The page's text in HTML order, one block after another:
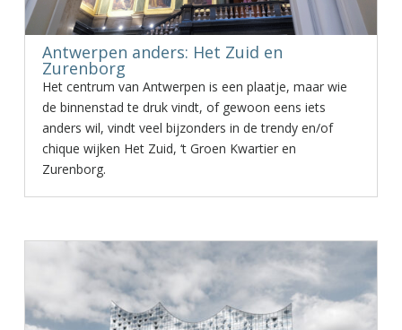
Antwerpen anders: Het Zuid en
Zurenborg
Het centrum van Antwerpen is een plaatje, maar wie
de binnenstad te druk vindt, of gewoon eens iets
anders wil, vindt veel bijzonders in de trendy en/of
chique wijken Het Zuid, ‘t Groen Kwartier en
Zurenborg.